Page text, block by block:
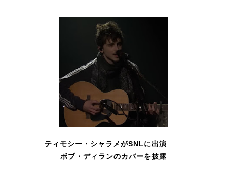
ティモシー・シャラメがSNLに出演
ボブ・ディランのカバーを披露